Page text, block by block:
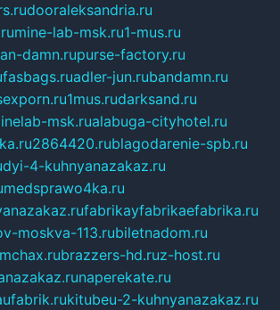
dooraleksandria.ru
mine-lab-msk.ru1-mus.ru
damn.rupurse-factory.ru
fasbags.ruadler-jun.rubandamn.ru
1mus.rudarksand.ru
msk.rualabuga-cityhotel.ru
2864420.rublagodarenie-spb.ru
4-kuhnyanazakaz.ru
medsprawo4ka.ru
fabrikayfabrikaefabrika.ru
moskva-113.rubiletnadom.ru
brazzers-hd.ruz-host.ru
naperekate.ru
kitubeu-2-kuhnyanazakaz.ru